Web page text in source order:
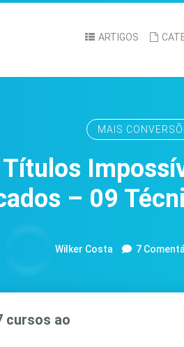
ARTIGOS
MAIS
– 09
Wilker Costa 7
cursos ao